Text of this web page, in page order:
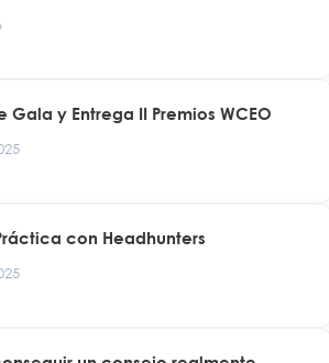
Gala y Entrega II Premios WCEO
con Headhunters